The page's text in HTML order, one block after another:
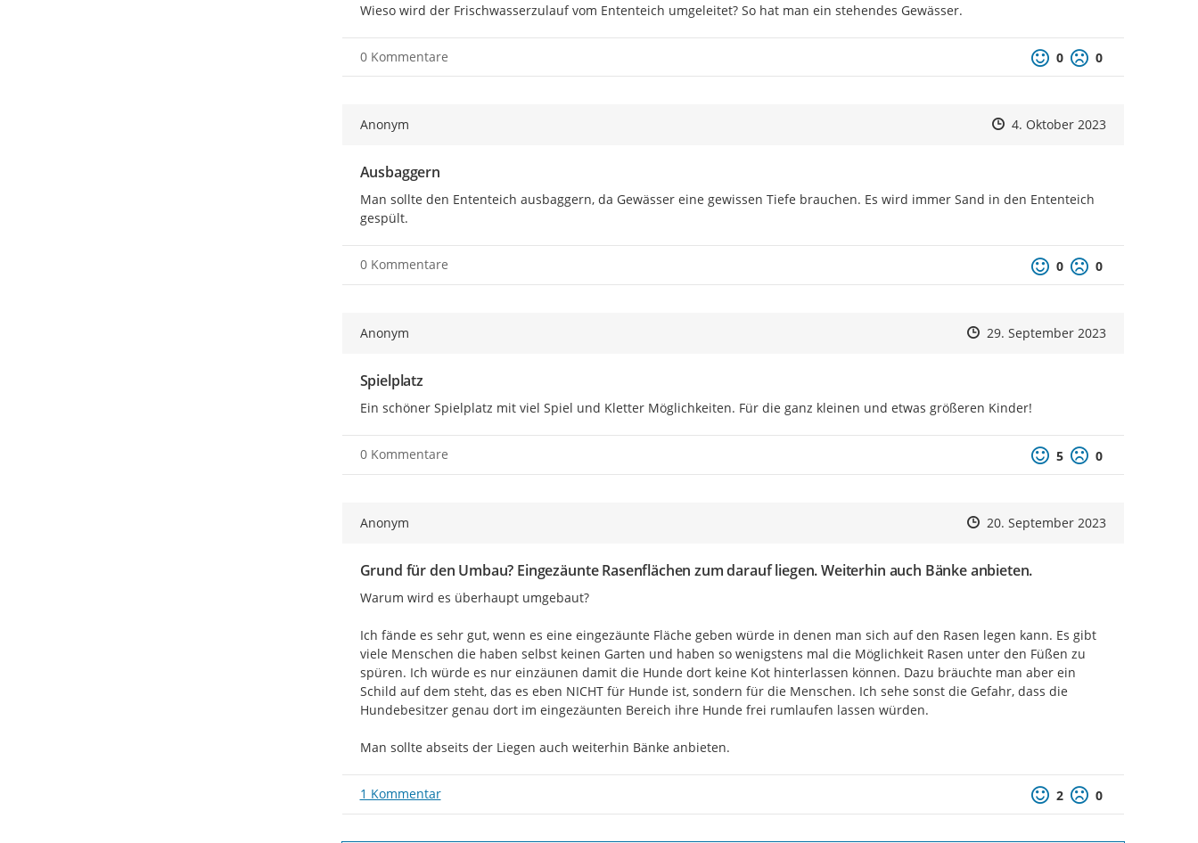
Wieso wird der Frischwasserzulauf vom Ententeich umgeleitet? So hat man ein stehendes Gewässer.
0 Kommentare Positive Bewertung
0 Negative
0
Anonym Zeitpunkt des Erstellens
Zeitpunkt des Erstellens
4. Oktober 2023Zur Äußerung
Ausbaggern
Man sollte den Ententeich ausbaggern, da Gewässer eine gewissen Tiefe brauchen. Es wird immer Sand in den Ententeich
gespült.
0 Kommentare Positive Bewertung
0 Negative
0
Anonym Zeitpunkt des Erstellens
Zeitpunkt des Erstellens
29. September 2023Zur Äußerung
Spielplatz
Ein schöner Spielplatz mit viel Spiel und Kletter Möglichkeiten. Für die ganz kleinen und etwas größeren Kinder!
0 Kommentare Positive Bewertung
5 Negative
0
Anonym Zeitpunkt des Erstellens
Zeitpunkt des Erstellens
20. September 2023Zur Äußerung
Grund für den Umbau? Eingezäunte Rasenflächen zum darauf liegen. Weiterhin auch Bänke anbieten.
Warum wird es überhaupt umgebaut?
Ich fände es sehr gut, wenn es eine eingezäunte Fläche geben würde in denen man sich auf den Rasen legen kann. Es gibt
viele Menschen die haben selbst keinen Garten und haben so wenigstens mal die Möglichkeit Rasen unter den Füßen zu
spüren. Ich würde es nur einzäunen damit die Hunde dort keine Kot hinterlassen können. Dazu bräuchte man aber ein
Schild auf dem steht, das es eben NICHT für Hunde ist, sondern für die Menschen. Ich sehe sonst die Gefahr, dass die
Hundebesitzer genau dort im eingezäunten Bereich ihre Hunde frei rumlaufen lassen würden.
Man sollte abseits der Liegen auch weiterhin Bänke anbieten.
1 Kommentar Positive Bewertung
2 Negative
0